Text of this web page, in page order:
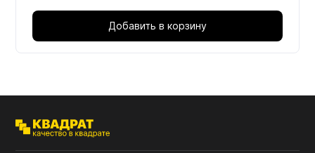
Добавить в корзину